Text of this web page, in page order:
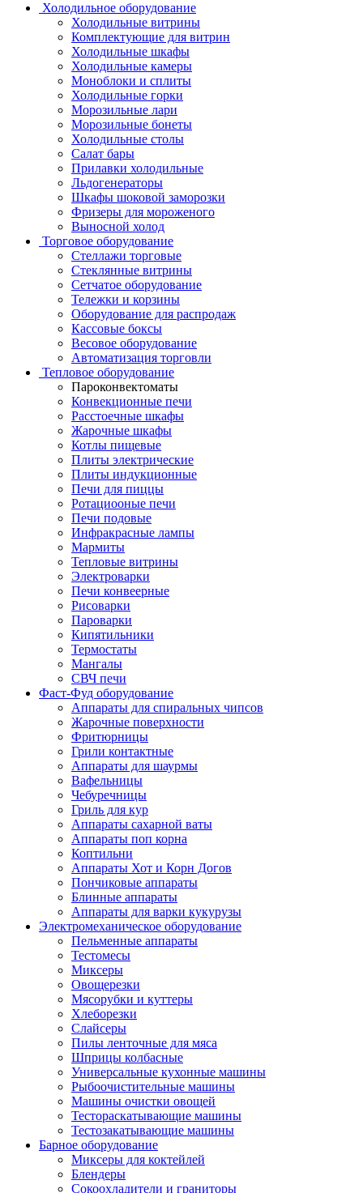
Холодильное оборудование
Холодильные витрины
Комплектующие для витрин
Холодильные шкафы
Холодильные камеры
Моноблоки и сплиты
Холодильные горки
Морозильные лари
Морозильные бонеты
Холодильные столы
Салат бары
Прилавки холодильные
Льдогенераторы
Шкафы шоковой заморозки
Фризеры для мороженого
Выносной холод
Торговое оборудование
Стеллажи торговые
Стеклянные витрины
Сетчатое оборудование
Тележки и корзины
Оборудование для распродаж
Кассовые боксы
Весовое оборудование
Автоматизация торговли
Тепловое оборудование
Пароконвектоматы
Конвекционные печи
Расстоечные шкафы
Жарочные шкафы
Котлы пищевые
Плиты электрические
Плиты индукционные
Печи для пиццы
Ротациооные печи
Печи подовые
Инфракрасные лампы
Мармиты
Тепловые витрины
Электроварки
Печи конвеерные
Рисоварки
Пароварки
Кипятильники
Термостаты
Мангалы
СВЧ печи
Фаст-Фуд оборудование
Аппараты для спиральных чипсов
Жарочные поверхности
Фритюрницы
Грили контактные
Аппараты для шаурмы
Вафельницы
Чебуречницы
Гриль для кур
Аппараты сахарной ваты
Аппараты поп корна
Коптильни
Аппараты Хот и Корн Догов
Пончиковые аппараты
Блинные аппараты
Аппараты для варки кукурузы
Электромеханическое оборудование
Пельменные аппараты
Тестомесы
Миксеры
Овощерезки
Мясорубки и куттеры
Хлеборезки
Слайсеры
Пилы ленточные для мяса
Шприцы колбасные
Универсальные кухонные машины
Рыбоочистительные машины
Машины очистки овощей
Тестораскатывающие машины
Тестозакатывающие машины
Барное оборудование
Миксеры для коктейлей
Блендеры
Сокоохладители и граниторы